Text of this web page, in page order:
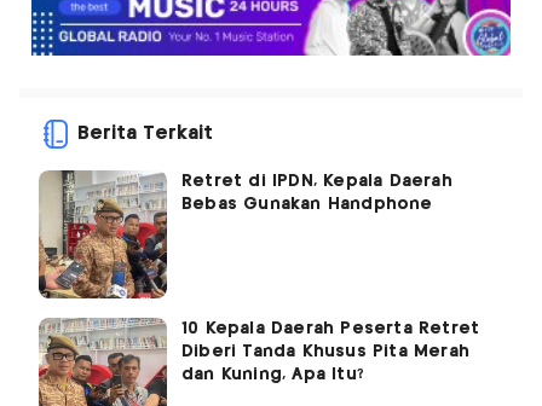
Berita Terkait
Retret di IPDN, Kepala Daerah
Bebas Gunakan Handphone
10 Kepala Daerah Peserta Retret
Diberi Tanda Khusus Pita Merah
dan Kuning, Apa Itu?